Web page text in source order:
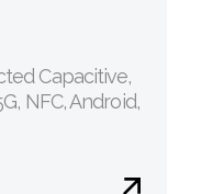
Capacitive,
NFC, Android,